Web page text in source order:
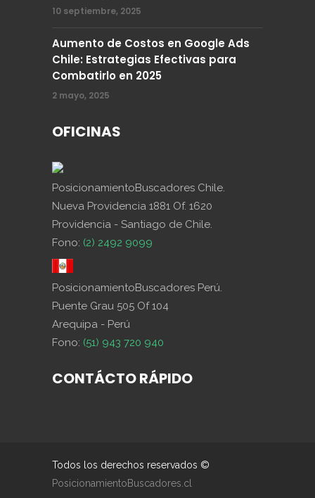
10 septiembre, 2025
Aumento de Costos en Google Ads
Chile: Estrategias Efectivas para
Combatirlo en 2025
2 mayo, 2025
OFICINAS
PosicionamientoBuscadores Chile.
Nueva Providencia 1881 Of. 1620
Providencia - Santiago de Chile.
Fono: (2) 2492 9099
PosicionamientoBuscadores Perú.
Puente Grau 505 Of 104
Arequipa - Perú
Fono: (51) 943 720 940
CONTÁCTO RÁPIDO
Todos los derechos reservados ©
PosicionamientoBuscadores.cl